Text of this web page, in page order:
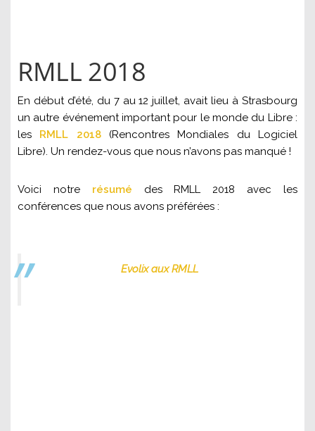
RMLL 2018
En début d’été, du 7 au 12 juillet, avait lieu à Strasbourg
un autre événement important pour le monde du Libre :
les RMLL 2018(Rencontres Mondiales du Logiciel
Libre). Un rendez-vous que nous n’avons pas manqué !
Voici notre résumé des RMLL 2018 avec les
conférences que nous avons préférées :
Evolix aux RMLL